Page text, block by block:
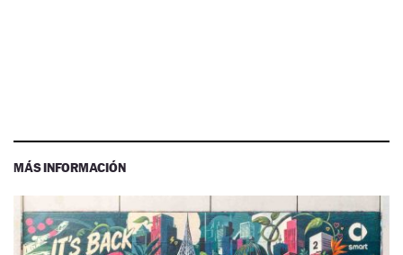
MÁS INFORMACIÓN